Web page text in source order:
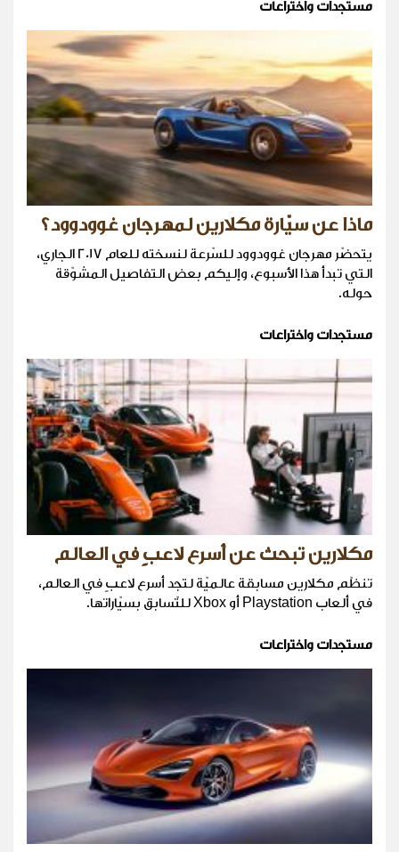
مستجدات واختراعات
ماذا عن سيّارة مكلارين لمهرجان غوودوود؟
يتحضّر مهرجان غوودوود للسّرعة لنسخته للعام 2017 الجاري،
التي تبدأ هذا الأسبوع، وإليكم بعض التفاصيل المشوّقة
حوله.
مستجدات واختراعات
مكلارين تبحث عن أسرع لاعبٍ في العالم
تنظّم مكلارين مسابقة عالميّة لتجد أسرع لاعبٍ في العالم،
في ألعاب Playstation أو Xbox للتّسابق بسيّاراتها.
مستجدات واختراعات